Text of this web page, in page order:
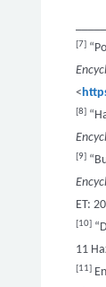
[7]
<
[8]
[9]
ET:
[10]
11
[11]